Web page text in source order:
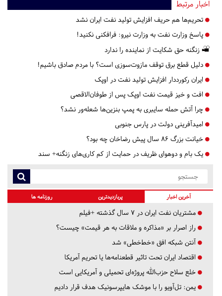
اخبار مرتبط
تحریم‌ها هم حریف افزایش تولید نفت ایران نشد
پاسخ وزارت نفت به وزارت نیرو: فرافکنی نکنید!
زنگنه حق شکایت از نماینده را ندارد
دلیل قطع برق‌ توقف مازوت‌سوزی است؟ با مردم صادق باشیم!
ایران رکورددار افزایش تولید نفت در اوپک
افت و خیز قیمت نفت اوپک پس از طوفان‌الاقصی
چرا آتش حمله سایبری به پمپ بنزین‌ها شعله‌ور نشد؟
امیدآفرینی دولت در پارس جنوبی
خیانت بزرگ ۸۶ سال پیش رضاخان چه بود؟
یک بام و دوهوای ظریف در حمایت از کم کاری‌های زنگنه+ سند
آخرین اخبار پربازدیدترین روزنامه ها
مشتریان نفت ایران در ۷ سال گذشته +فیلم
راز اصرار بر «مذاکره و ملاقات به هر قیمت» چیست؟
آنتن شبکه افق «خط‌خطی» شد
اقتصاد ایران تحت تاثیر قطعنامه‌ها یا تحریم‌ آمریکا
خلع سلاح حزب‌الله پروژه‌ای تحمیلی و آمریکایی است
یمن: تل‌آویو را با موشک هایپرسونیک هدف قرار دادیم